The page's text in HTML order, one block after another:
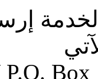
P.O. Box